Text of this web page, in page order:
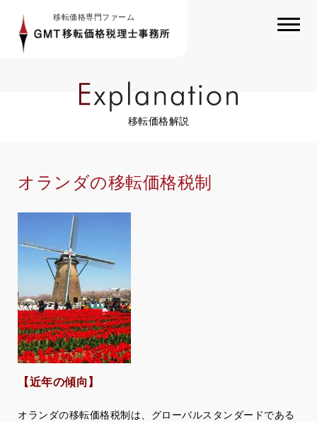
移転価格専門ファーム
移転価格解説
オランダの移転価格税制
【近年の傾向】
オランダの移転価格税制は、グローバルスタンダードである